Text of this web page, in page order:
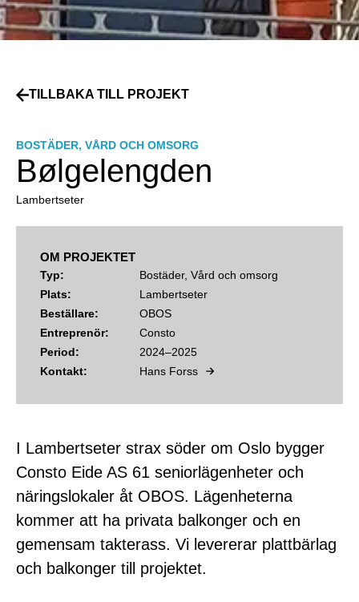
TILLBAKA TILL PROJEKT
BOSTÄDER, VÅRD OCH OMSORG
Bølgelengden
Lambertseter
OM PROJEKTET
Typ:
Bostäder, Vård och omsorg
Plats:
Lambertseter
Beställare:
OBOS
Entreprenör:
Consto
Period:
2024–2025
Kontakt:
Hans Forss
I Lambertseter strax söder om Oslo bygger
Consto Eide AS 61 seniorlägenheter och
näringslokaler åt OBOS. Lägenheterna
kommer att ha privata balkonger och en
gemensam takterass. Vi levererar plattbärlag
och balkonger till projektet.